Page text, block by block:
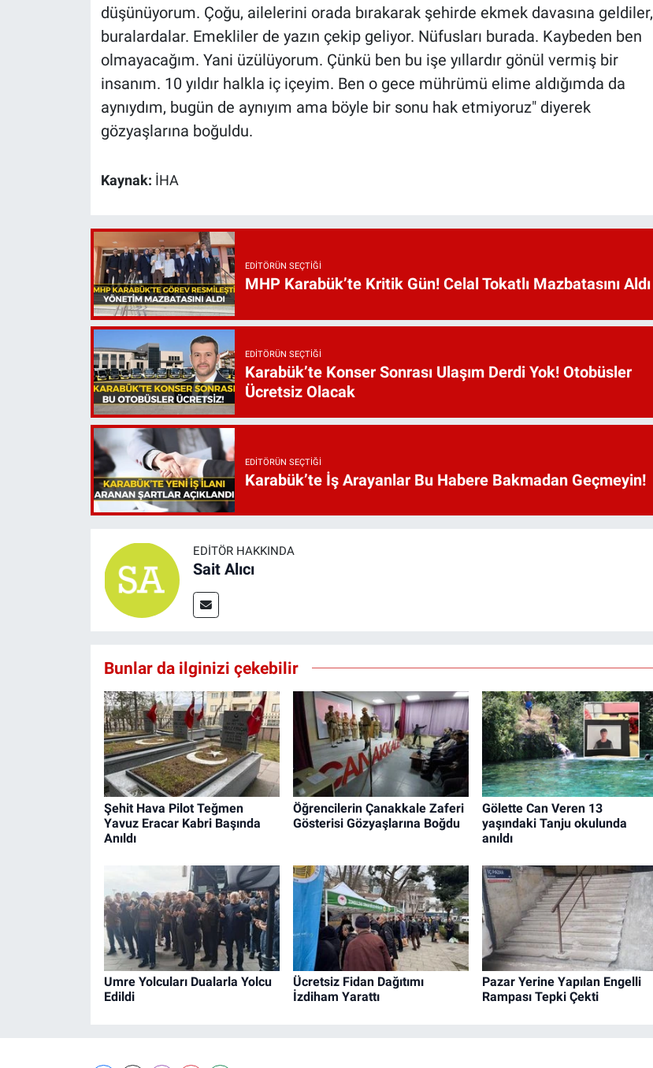
düşünüyorum. Çoğu, ailelerini orada bırakarak şehirde ekmek davasına geldiler,
buralardalar. Emekliler de yazın çekip geliyor. Nüfusları burada. Kaybeden ben
olmayacağım. Yani üzülüyorum. Çünkü ben bu işe yıllardır gönül vermiş bir
insanım. 10 yıldır halkla iç içeyim. Ben o gece mührümü elime aldığımda da
aynıydım, bugün de aynıyım ama böyle bir sonu hak etmiyoruz" diyerek
gözyaşlarına boğuldu.
Kaynak: İHA
EDITÖRÜN SEÇTIĞI
MHP Karabük’te Kritik Gün! Celal Tokatlı Mazbatasını Aldı
EDITÖRÜN SEÇTIĞI
Karabük’te Konser Sonrası Ulaşım Derdi Yok! Otobüsler
Ücretsiz Olacak
EDITÖRÜN SEÇTIĞI
Karabük’te İş Arayanlar Bu Habere Bakmadan Geçmeyin!
EDITÖR HAKKINDA
Sait Alıcı
Bunlar da ilginizi çekebilir
Şehit Hava Pilot Teğmen
Yavuz Eracar Kabri Başında
Anıldı
Öğrencilerin Çanakkale Zaferi
Gösterisi Gözyaşlarına Boğdu
Gölette Can Veren 13
yaşındaki Tanju okulunda
anıldı
Umre Yolcuları Dualarla Yolcu
Edildi
Ücretsiz Fidan Dağıtımı
İzdiham Yarattı
Pazar Yerine Yapılan Engelli
Rampası Tepki Çekti